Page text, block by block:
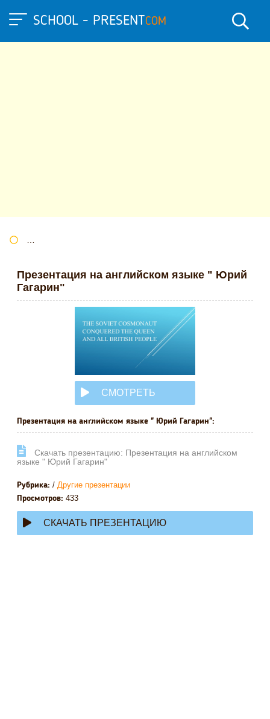
SCHOOL - PRESENTCOM
Презентация на английском языке " Юрий
Гагарин"
СМОТРЕТЬ
ОНЛАЙН
Презентация на английском языке " Юрий Гагарин":
Cкачать презентацию: Презентация на английском
языке " Юрий Гагарин"
Рубрика: / Другие презентации
Просмотров: 433
СКАЧАТЬ ПРЕЗЕНТАЦИЮ